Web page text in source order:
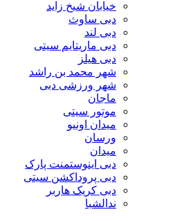
خیابان شیخ زاید
دبی ساوث
دبی لند
دبی ماریتایم سیتی
دبی هیلز
شهر محمد بن راشد
شهر ورزشی دبی
ماجان
موتور سیتی
میدان اونیو
ورسان
میدان
دبی اینوستمنت پارک
دبی پروداکشن سیتی
دبی کریک هاربر
ندالشبا